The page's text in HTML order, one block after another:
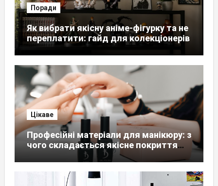
Поради
Як вибрати якісну аніме-фігурку та не
переплатити: гайд для колекціонерів
Цікаве
Професійні матеріали для манікюру: з
чого складається якісне покриття